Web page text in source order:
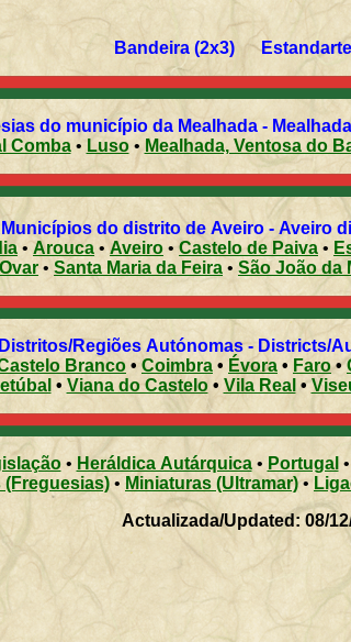
Bandeira (2x3) Estandarte
do município da Mealhada -
Comba• Luso• Mealhada, Ventosa do
Municípios do distrito de Aveiro - Aveiro
•Arouca •Aveiro •Castelo de Paiva •
Ovar • Santa Maria da Feira • São João da
Distritos/Regiões Autónomas -
Branco • Coimbra • Évora • Faro•
• Viana do Castelo• Vila Real •
• Heráldica Autárquica• Portugal •
(Freguesias) • Miniaturas (Ultramar)•
Actualizada/Updated: 08/